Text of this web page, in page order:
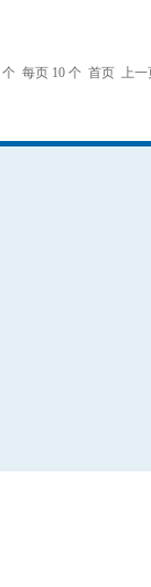
个 每页 10 个 首页 上一